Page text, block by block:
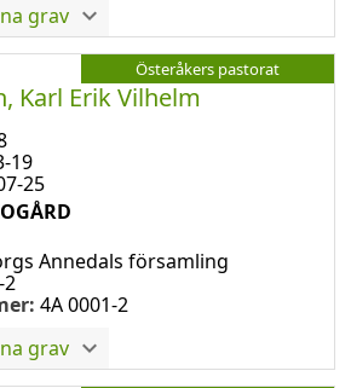
grav
Österåkers pastorat
Karl Erik Vilhelm
19
25
Annedals församling
2
4A 0001-2
grav